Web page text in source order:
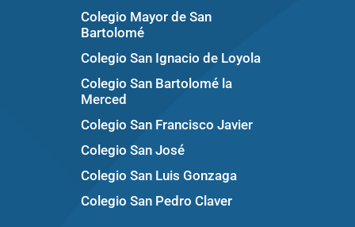
Colegio Mayor de San
Bartolomé
Colegio San Ignacio de Loyola
Colegio San Bartolomé la
Merced
Colegio San Francisco Javier
Colegio San José
Colegio San Luis Gonzaga
Colegio San Pedro Claver